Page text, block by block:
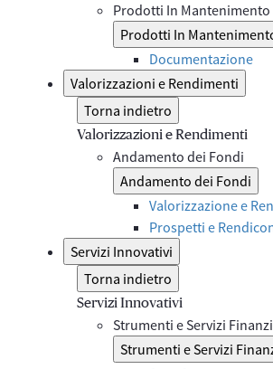
Prodotti In Mantenimento
Prodotti In
Documentazione
Valorizzazioni e Rendimenti
Torna indietro
Valorizzazioni e Rendimenti
Andamento dei Fondi
Andamento dei Fondi
Valorizzazione e
Prospetti e
Servizi Innovativi
Torna indietro
Servizi Innovativi
Strumenti e Servizi
Strumenti e Servizi